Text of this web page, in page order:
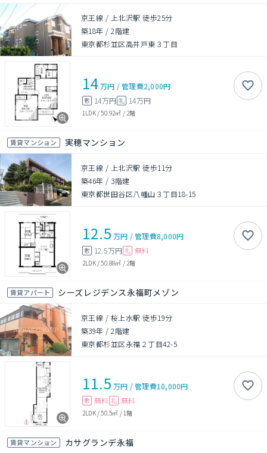
京王線 / 上北沢駅 徒歩25分
築18年 /2階建
東京都杉並区高井戸東３丁目
14万円 /管理費2,000円
敷 14万円 礼 14万円
1LDK/50.92㎡ / 2階
賃貸マンション 実穂マンション
京王線 / 上北沢駅 徒歩11分
築46年 / 3階建
東京都世田谷区八幡山３丁目18-15
12.5 万円 /管理費8,000円
敷 12.5万円 礼 無料
2LDK/50.88㎡ / 2階
賃貸アパート シーズレジデンス永福町メゾン
京王線 / 桜上水駅 徒歩19分
築39年 /2階建
東京都杉並区永福２丁目42-5
11.5 万円 /管理費10,000円
敷 無料 礼 無料
2LDK/50.5㎡ / 1階
賃貸マンション カサグランデ永福